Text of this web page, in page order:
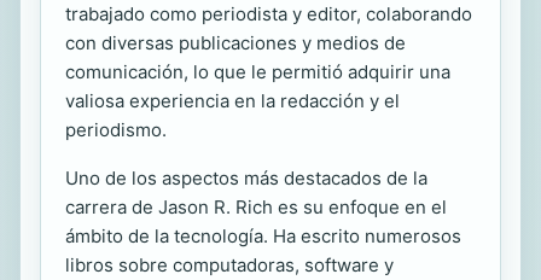
trabajado como periodista y editor, colaborando
con diversas publicaciones y medios de
comunicación, lo que le permitió adquirir una
valiosa experiencia en la redacción y el
periodismo.
Uno de los aspectos más destacados de la
carrera de Jason R. Rich es su enfoque en el
ámbito de la tecnología. Ha escrito numerosos
libros sobre computadoras, software y